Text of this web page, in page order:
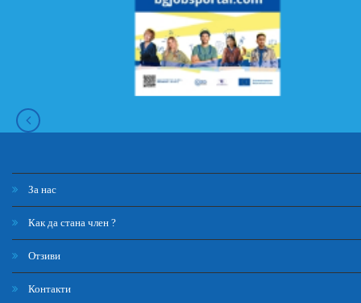
За нас
Как да стана член ?
Отзиви
Контакти